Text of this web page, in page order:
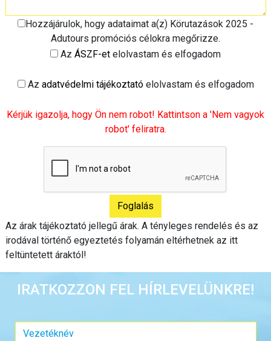
Hozzájárulok, hogy adataimat a(z) Körutazások 2025 -
Adutours promóciós célokra megőrizze.
Az ÁSZF-et elolvastam és elfogadom
Az adatvédelmi tájékoztatóelolvastam és elfogadom
Kérjük igazolja, hogy Ön nem robot! Kattintson a 'Nem vagyok
robot' feliratra.
Az árak tájékoztató jellegű árak. A tényleges rendelés és az
irodával történő egyeztetés folyamán eltérhetnek az itt
feltüntetett áraktól!
IRATKOZZON FEL HÍRLEVELÜNKRE!